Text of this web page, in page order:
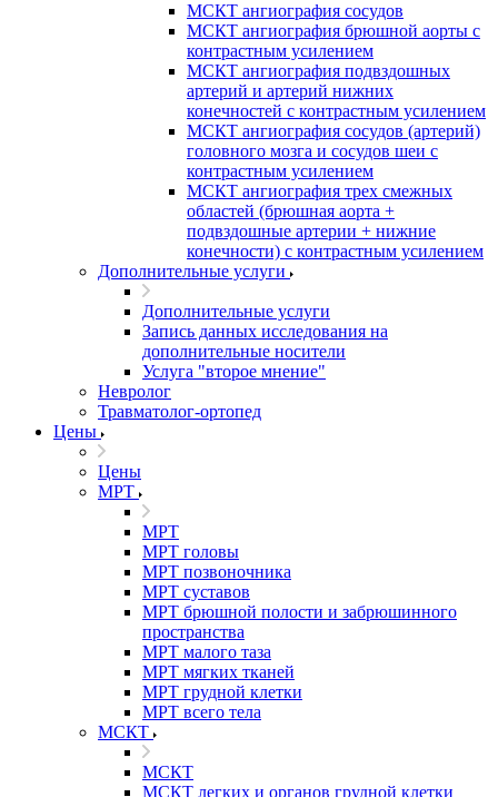
МСКТ ангиография сосудов
МСКТ ангиография брюшной аорты с
контрастным усилением
МСКТ ангиография подвздошных
артерий и артерий нижних
конечностей с контрастным усилением
МСКТ ангиография сосудов (артерий)
головного мозга и сосудов шеи с
контрастным усилением
МСКТ ангиография трех смежных
областей (брюшная аорта +
подвздошные артерии + нижние
конечности) с контрастным усилением
Дополнительные услуги
Дополнительные услуги
Запись данных исследования на
дополнительные носители
Услуга "второе мнение"
Невролог
Травматолог-ортопед
Цены
Цены
МРТ
МРТ
МРТ головы
МРТ позвоночника
МРТ суставов
МРТ брюшной полости и забрюшинного
пространства
МРТ малого таза
МРТ мягких тканей
МРТ грудной клетки
МРТ всего тела
МСКТ
МСКТ
МСКТ легких и органов грудной клетки